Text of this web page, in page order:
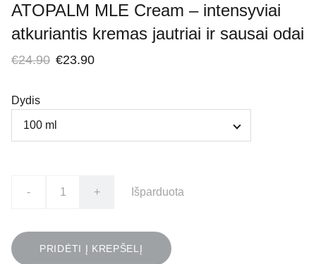
ATOPALM MLE Cream – intensyviai
atkuriantis kremas jautriai ir sausai odai
€24.90 €23.90
Dydis
- + Išparduota
PRIDĖTI Į KREPŠELĮ